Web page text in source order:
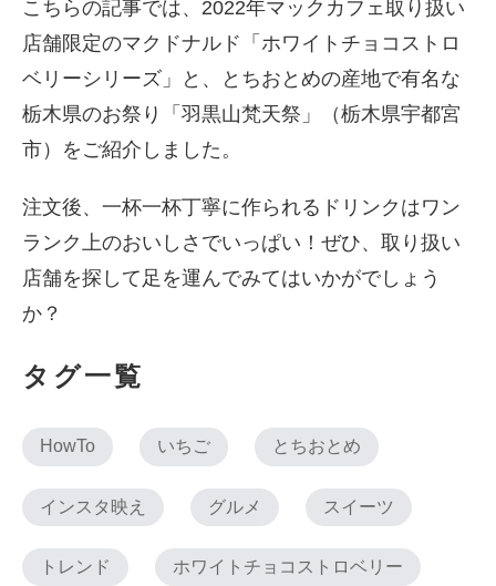
こちらの記事では、2022年マックカフェ取り扱い
店舗限定のマクドナルド「ホワイトチョコストロ
ベリーシリーズ」と、とちおとめの産地で有名な
栃木県のお祭り「羽黒山梵天祭」（栃木県宇都宮
市）をご紹介しました。
注文後、一杯一杯丁寧に作られるドリンクはワン
ランク上のおいしさでいっぱい！ぜひ、取り扱い
店舗を探して足を運んでみてはいかがでしょう
か？
タグ一覧
HowTo いちご とちおとめ
インスタ映え グルメ スイーツ
トレンド ホワイトチョコストロベリー